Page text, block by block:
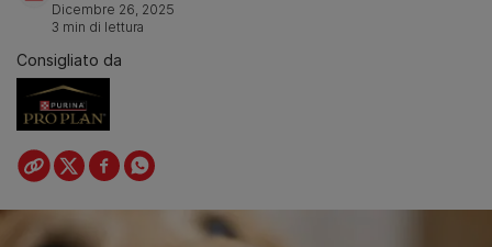
Dicembre 26, 2025
3 min di lettura
Consigliato da